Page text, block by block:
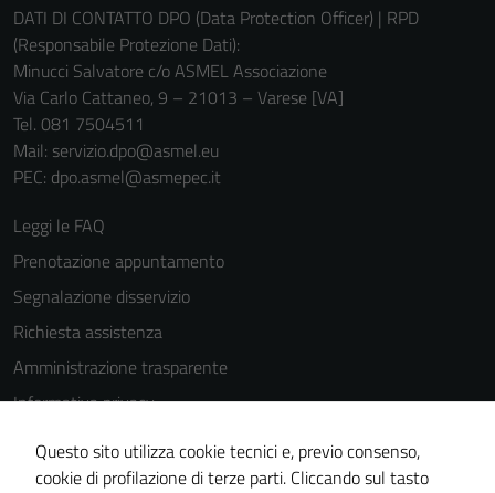
DATI DI CONTATTO DPO (Data Protection Officer) | RPD
(Responsabile Protezione Dati):
Minucci Salvatore c/o ASMEL Associazione
Via Carlo Cattaneo, 9 – 21013 – Varese [VA]
Tel. 081 7504511
Mail: servizio.dpo@asmel.eu
PEC: dpo.asmel@asmepec.it
Leggi le FAQ
Prenotazione appuntamento
Segnalazione disservizio
Richiesta assistenza
Amministrazione trasparente
Informativa privacy
Note legali
Questo sito utilizza cookie tecnici e, previo consenso,
cookie di profilazione di terze parti. Cliccando sul tasto